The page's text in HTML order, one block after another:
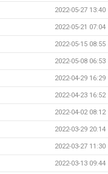
2022-05-27 13:40
2022-05-21 07:04
2022-05-15 08:55
2022-05-08 06:53
2022-04-29 16:29
2022-04-23 16:52
2022-04-02 08:12
2022-03-29 20:14
2022-03-27 11:30
2022-03-13 09:44